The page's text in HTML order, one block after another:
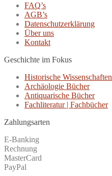
FAQ’s
AGB’s
Datenschutzerklärung
Über uns
Kontakt
Geschichte im Fokus
Historische Wissenschaften
Archäologie Bücher
Antiquarische Bücher
Fachliteratur | Fachbücher
Zahlungsarten
E-Banking
Rechnung
MasterCard
PayPal